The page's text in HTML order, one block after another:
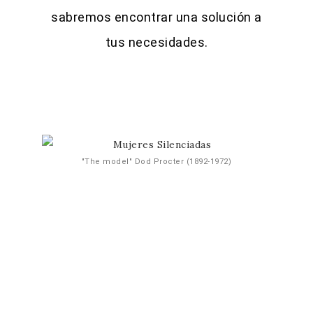
sabremos encontrar una solución a
tus necesidades.
"The model" Dod Procter (1892-1972)